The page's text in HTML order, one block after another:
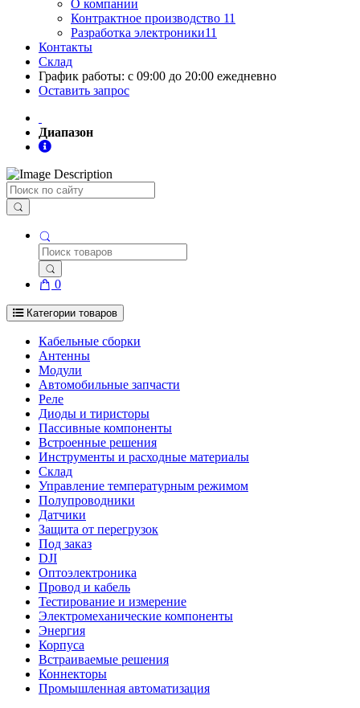
О компании
Контрактное производство 11
Разработка электроники11
Контакты
Склад
График работы: с 09:00 до 20:00 ежедневно
Оставить запрос
Диапазон
Поиск
0
Категории товаров
Кабельные сборки
Антенны
Модули
Автомобильные запчасти
Реле
Диоды и тиристоры
Пассивные компоненты
Встроенные решения
Инструменты и расходные материалы
Склад
Управление температурным режимом
Полупроводники
Датчики
Защита от перегрузок
Под заказ
DJI
Оптоэлектроника
Провод и кабель
Тестирование и измерение
Электромеханические компоненты
Энергия
Корпуса
Встраиваемые решения
Коннекторы
Промышленная автоматизация